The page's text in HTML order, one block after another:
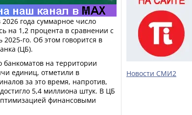
года суммарное число
на 1,2 процента в сравнении с
2025-го. Об этом говорится в
(ЦБ).
банкоматов на территории
единиц, отметили в
за это время, напротив,
5,4 миллиона штук. В ЦБ
финансовыми
Новости СМИ2